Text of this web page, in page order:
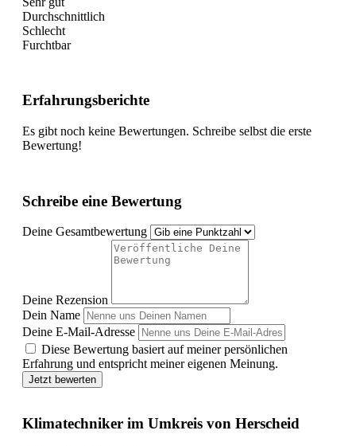
Durchschnittlich
Schlecht
Furchtbar
Erfahrungsberichte
Es gibt noch keine Bewertungen. Schreibe selbst die erste
Bewertung!
Schreibe eine Bewertung
Deine Gesamtbewertung
Deine Rezension
Dein Name
Deine E-Mail-Adresse
Diese Bewertung basiert auf meiner persönlichen
Erfahrung und entspricht meiner eigenen Meinung.
Jetzt bewerten
Klimatechniker im Umkreis von Herscheid